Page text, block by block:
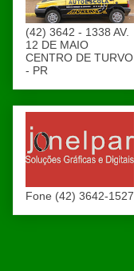
(42) 3642 - 1338 AV.
12 DE MAIO
CENTRO DE TURVO
- PR
Fone (42) 3642-1527